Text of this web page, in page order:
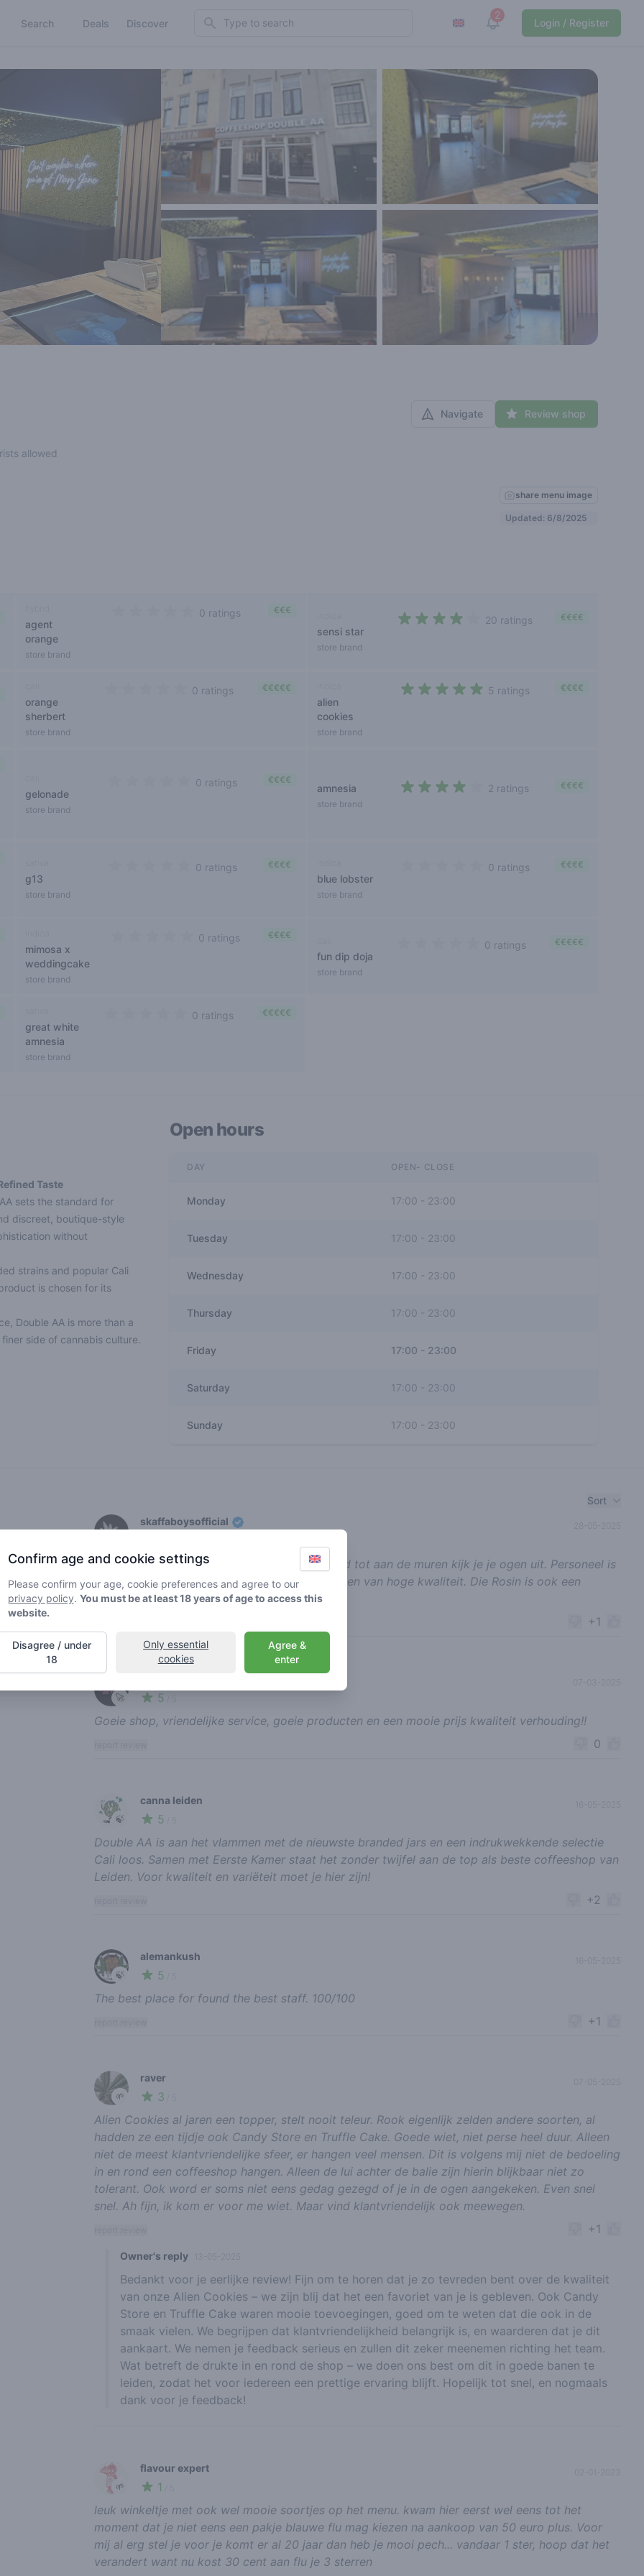
Search Deals Discover Search 2
View notifications
Login / Register
allowed
Navigate Review shop
share menu image
Updated: 6/8/2025
agent
orange
store brand
0 ratings €€€
sensi star
store brand
20 ratings €€€€
orange
sherbert
store brand
0 ratings €€€€€
alien
cookies
store brand
5 ratings €€€€
gelonade
store brand
0 ratings €€€€
amnesia
store brand
2 ratings €€€€
g13
store brand
0 ratings €€€€
blue lobster
store brand
0 ratings €€€€
mimosa x
weddingcake
store brand
0 ratings €€€€
fun dip doja
store brand
0 ratings €€€€€
great white
amnesia
store brand
0 ratings €€€€€
Taste
sets the standard for
discreet, boutique-style
without
strains and popular Cali
is chosen for its
Double AA is more than a
side of cannabis culture.
Open hours
DAY OPEN- CLOSE
Monday 17:00 - 23:00
Tuesday 17:00 23:00
Wednesday 17:00 - 23:00
Thursday 17:00 23:00
Friday 17:00 - 23:00
Saturday 17:00 23:00
Sunday 17:00 - 23:00
Sort
skaffaboysofficial
Dit is echt een prachtige shop. Van het plafond tot aan de muren kijk je je ogen uit. Personeel is
vriendelijk en ervaren. Het menu is gevarieerd en van hoge kwaliteit. Die Rosin is ook een
aanrader.
+1
🚀 5
07-03-2025
Goeie shop, vriendelijke service, goeie producten en een mooie prijs kwaliteit verhouding!!
0
🍃
canna leiden
5
Double AA is aan het vlammen met de nieuwste branded jars en een indrukwekkende selectie
Cali loos. Samen met Eerste Kamer staat het zonder twijfel aan de top als beste coffeeshop van
Leiden. Voor kwaliteit en variëteit moet je hier zijn!
+2
🍃
alemankush
5
The best place for found the best staff. 100/100
+1
🌱
raver
3
Alien Cookies al jaren een topper, stelt nooit teleur. Rook eigenlijk zelden andere soorten, al
hadden ze een tijdje ook Candy Store en Truffle Cake. Goede wiet, niet perse heel duur. Alleen
niet de meest klantvriendelijke sfeer, er hangen veel mensen. Dit is volgens mij niet de bedoeling
in en rond een coffeeshop hangen. Alleen de lui achter de balie zijn hierin blijkbaar niet zo
tolerant. Ook word er soms niet eens gedag gezegd of je in de ogen aangekeken. Even snel
snel. Ah fijn, ik kom er voor me wiet. Maar vind klantvriendelijk ook meewegen.
+1
Owner's reply 13-05-2025
Bedankt voor je eerlijke review! Fijn om te horen dat je zo tevreden bent over de kwaliteit
van onze Alien Cookies – we zijn blij dat het een favoriet van je is gebleven. Ook Candy
Store en Truffle Cake waren mooie toevoegingen, goed om te weten dat die ook in de
smaak vielen. We begrijpen dat klantvriendelijkheid belangrijk is, en waarderen dat je dit
aankaart. We nemen je feedback serieus en zullen dit zeker meenemen richting het team.
Wat betreft de drukte in en rond de shop – we doen ons best om dit in goede banen te
leiden, zodat het voor iedereen een prettige ervaring blijft. Hopelijk tot snel, en nogmaals
dank voor je feedback!
🌱
flavour expert
1
02-01-2023
leuk winkeltje met ook wel mooie soortjes op het menu. kwam hier eerst wel eens tot het
moment dat je niet eens een pakje blauwe flu mag kiezen na aankoop van 50 euro plus. Voor
mij al erg stel je voor je komt er al 20 jaar dan heb je mooi pech... vandaar 1 ster, hoop dat het
verandert want nu kost 30 cent aan flu je 3 sterren
Confirm age and cookie settings
Please confirm your age, cookie preferences and agree to our
privacy policy. You must be at least 18 years of age to access this
website.
Agree &
enter
Only essential
cookies
Disagree / under
18